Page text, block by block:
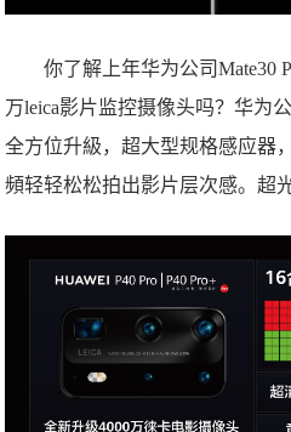
你了解上年华为公司Mate30
万leica影片监控摄像头吗？华为
全方位升級，超大型规格感应器
頻轻轻松松拍出影片层次感。超